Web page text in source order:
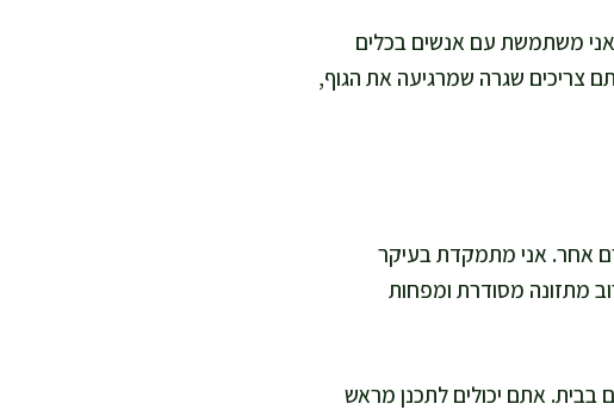
משתמשת עם אנשים בכלים
צריכים שגרה שמרגיעה את הגוף,
אחר. אני מתמקדת בעיקר
מתזונה מסודרת ומפחות
בבית. אתם יכולים לתכנן מראש